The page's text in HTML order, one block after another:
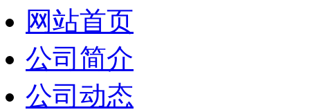
网站首页
公司简介
公司动态